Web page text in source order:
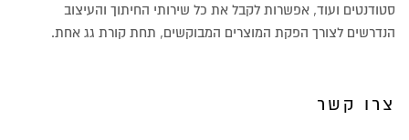
סטודנטים ועוד, אפשרות לקבל את כל שירותי החיתוך והעיצוב
הנדרשים לצורך הפקת המוצרים המבוקשים, תחת קורת גג אחת.
צרו קשר